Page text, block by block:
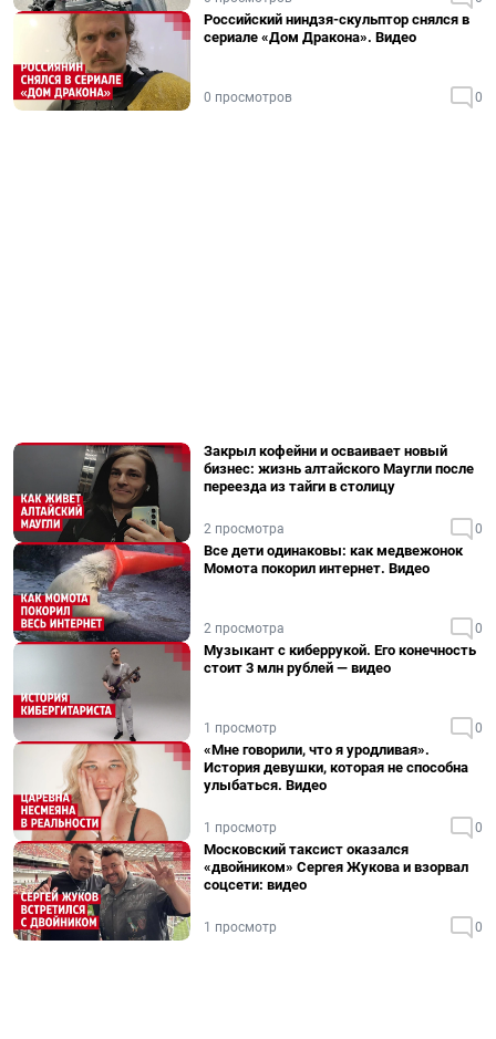
Российский ниндзя-скульптор снялся в
сериале «Дом Дракона». Видео
0 просмотров 0
Закрыл кофейни и осваивает новый
бизнес: жизнь алтайского Маугли после
переезда из тайги в столицу
2 просмотра 0
Все дети одинаковы: как медвежонок
Момота покорил интернет. Видео
2 просмотра 0
Музыкант с киберрукой. Его конечность
стоит 3 млн рублей — видео
1 просмотр 0
«Мне говорили, что я уродливая».
История девушки, которая не способна
улыбаться. Видео
1 просмотр 0
Московский таксист оказался
«двойником» Сергея Жукова и взорвал
соцсети: видео
1 просмотр 0